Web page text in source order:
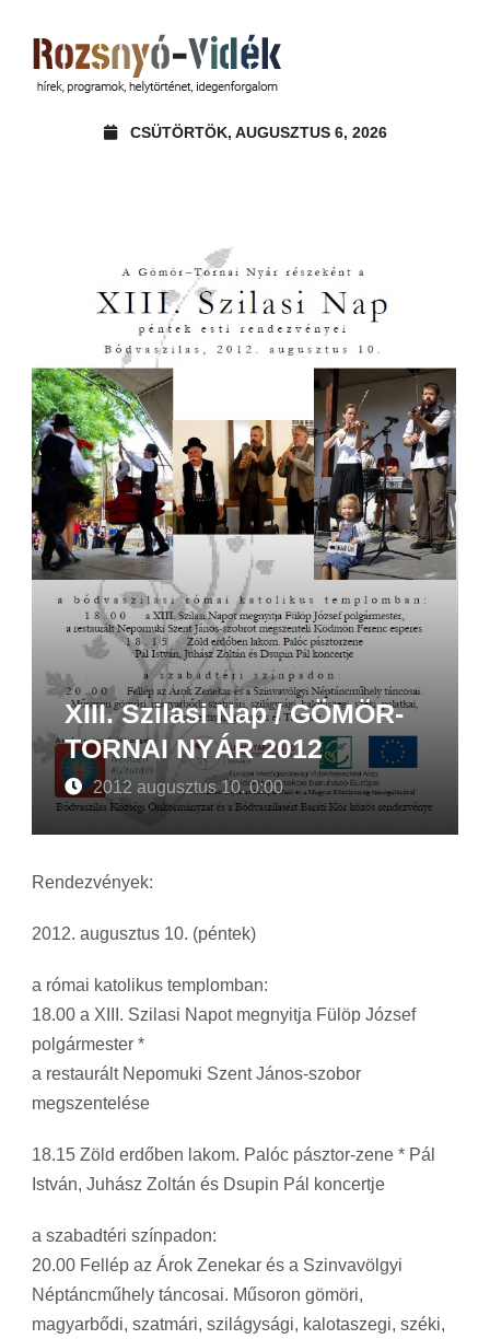
CSÜTÖRTÖK, AUGUSZTUS 6, 2026
XIII. Szilasi Nap / GÖMÖR-
TORNAI NYÁR 2012
2012 augusztus 10. 0:00
Rendezvények:
2012. augusztus 10. (péntek)
a római katolikus templomban:
18.00 a XIII. Szilasi Napot megnyitja Fülöp József
polgármester *
a restaurált Nepomuki Szent János-szobor
megszentelése
18.15 Zöld erdőben lakom. Palóc pásztor-zene * Pál
István, Juhász Zoltán és Dsupin Pál koncertje
a szabadtéri színpadon:
20.00 Fellép az Árok Zenekar és a Szinvavölgyi
Néptáncműhely táncosai. Műsoron gömöri,
magyarbődi, szatmári, szilágysági, kalotaszegi, széki,